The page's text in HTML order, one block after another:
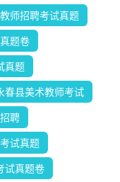
师招聘考试真题
题卷
真题
春县美术教师考试
聘
试真题
试真题卷